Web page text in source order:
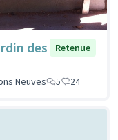
des
Retenue
Neuves 5 24